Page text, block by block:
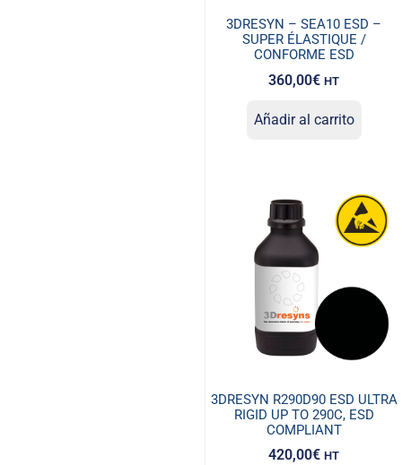
3DRESYN – SEA10 ESD –
SUPER ÉLASTIQUE /
CONFORME ESD
360,00€ HT
Añadir al carrito
3DRESYN R290D90 ESD ULTRA
RIGID UP TO 290C, ESD
COMPLIANT
420,00€ HT